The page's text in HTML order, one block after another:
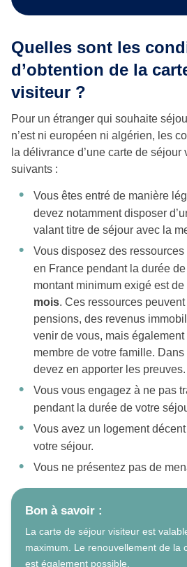
Quelles sont les
d’obtention de la
visiteur ?
Pour un étranger qui souhaite
n’est ni européen ni algérien, les
la délivrance d’une carte de séjour
suivants :
Vous êtes entré de manière
devez notamment disposer
valant titre de séjour avec la
Vous disposez des
en France pendant la durée
montant minimum exigé est de
mois. Ces ressources
pensions, des revenus
venir de vous, mais également
membre de votre famille.
devez en apporter les preuves.
Vous vous engagez à ne pas
pendant la durée de votre
Vous avez un logement
votre séjour.
Vous ne présentez pas de
Bon à savoir :
La carte de séjour visiteur est
maximum. Le renouvellement de la
est également possible.